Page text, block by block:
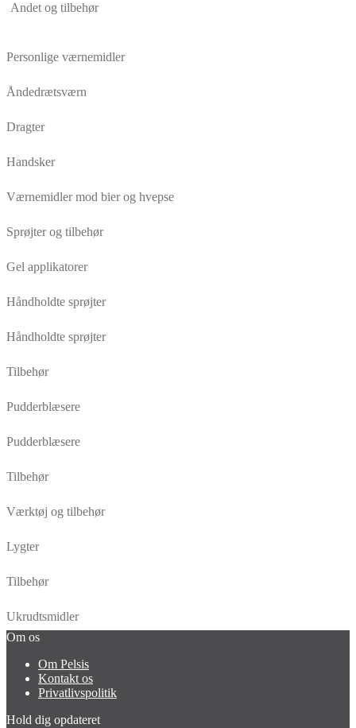
Andet og tilbehør
Personlige værnemidler
Åndedrætsværn
Dragter
Handsker
Værnemidler mod bier og hvepse
Sprøjter og tilbehør
Gel applikatorer
Håndholdte sprøjter
Håndholdte sprøjter
Tilbehør
Pudderblæsere
Pudderblæsere
Tilbehør
Værktøj og tilbehør
Lygter
Tilbehør
Ukrudtsmidler
Om os
Om Pelsis
Kontakt os
Privatlivspolitik
Hold dig opdateret